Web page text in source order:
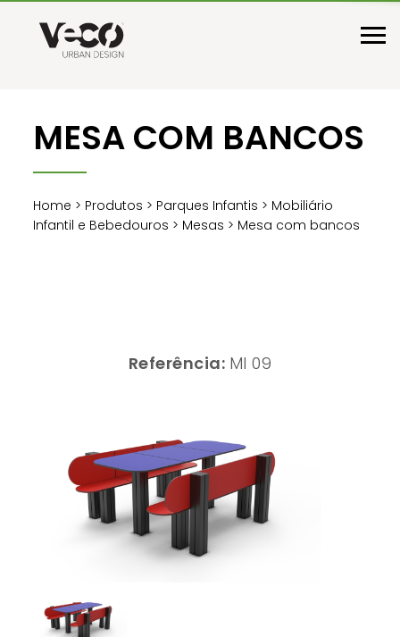
MESA COM BANCOS
Home > Produtos > Parques Infantis > Mobiliário
Infantil e Bebedouros > Mesas > Mesa com bancos
Referência: MI 09